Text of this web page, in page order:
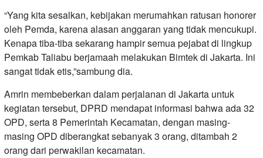
“Yang kita sesalkan, kebijakan merumahkan ratusan honorer
oleh Pemda, karena alasan anggaran yang tidak mencukupi.
Kenapa tiba-tiba sekarang hampir semua pejabat di lingkup
Pemkab Taliabu berjamaah melakukan Bimtek di Jakarta. Ini
sangat tidak etis,”sambung dia.
Amrin membeberkan dalam perjalanan di Jakarta untuk
kegiatan tersebut, DPRD mendapat informasi bahwa ada 32
OPD, serta 8 Pemerintah Kecamatan, dengan masing-
masing OPD diberangkat sebanyak 3 orang, ditambah 2
orang dari perwakilan kecamatan.